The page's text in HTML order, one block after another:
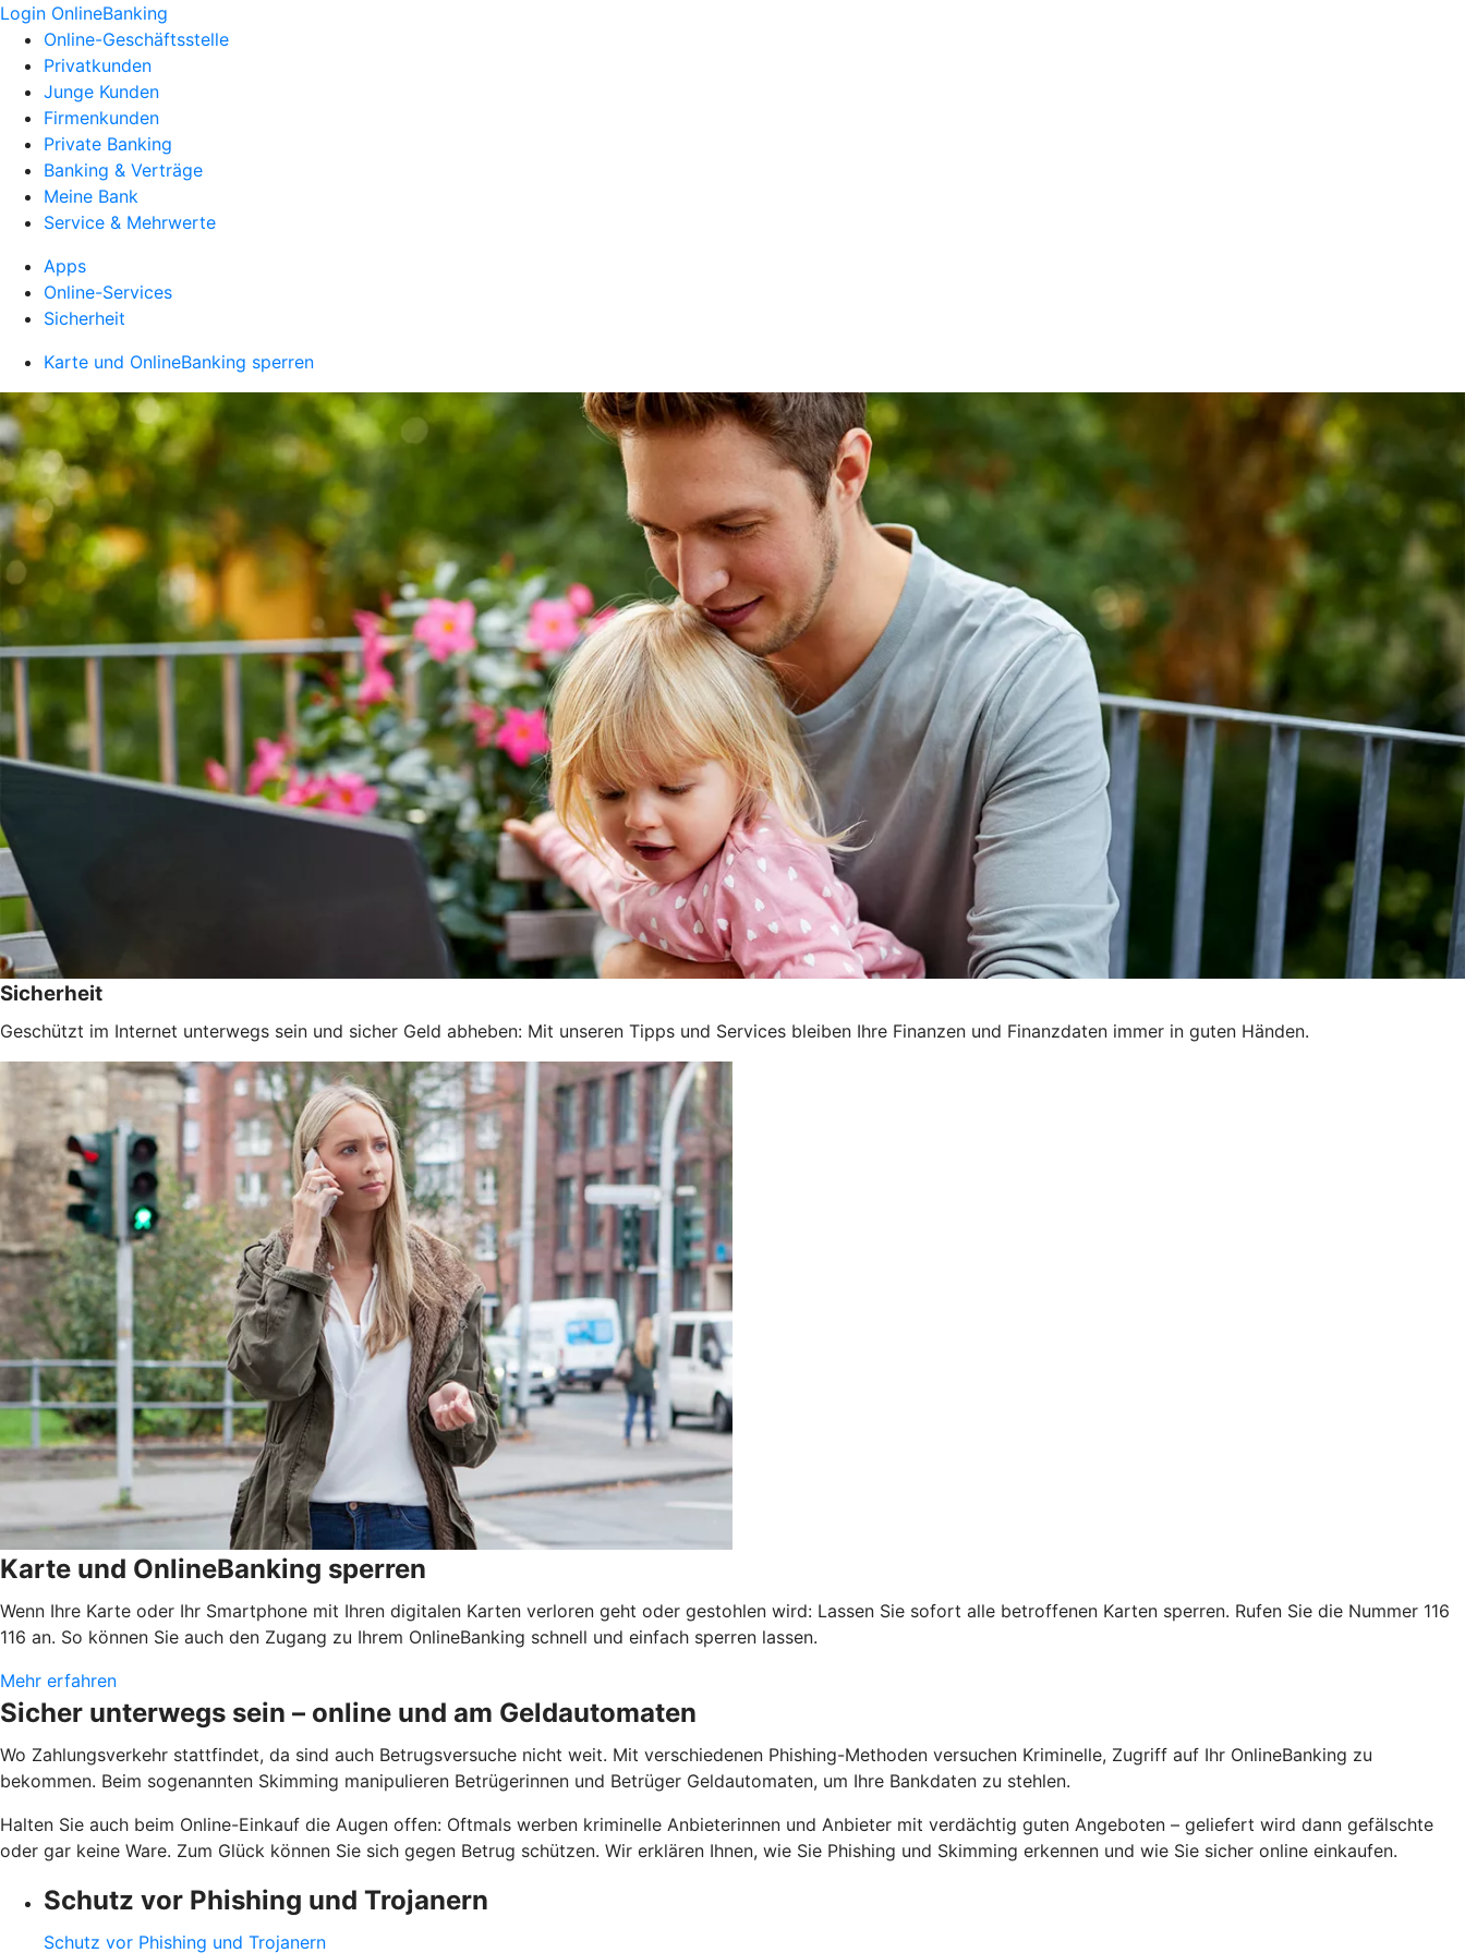
Login OnlineBanking
Online-Geschäftsstelle
Privatkunden
Junge Kunden
Firmenkunden
Private Banking
Banking & Verträge
Meine Bank
Service & Mehrwerte
Apps
Online-Services
Sicherheit
Karte und OnlineBanking sperren
Sicherheit
Geschützt im Internet unterwegs sein und sicher Geld abheben: Mit unseren Tipps und Services bleiben Ihre Finanzen und Finanzdaten immer in guten Händen.
Karte und OnlineBanking sperren
Wenn Ihre Karte oder Ihr Smartphone mit Ihren digitalen Karten verloren geht oder gestohlen wird: Lassen Sie sofort alle betroffenen Karten sperren. Rufen Sie die Nummer 116
116 an. So können Sie auch den Zugang zu Ihrem OnlineBanking schnell und einfach sperren lassen.
Mehr erfahren
Sicher unterwegs sein – online und am Geldautomaten
Wo Zahlungsverkehr stattfindet, da sind auch Betrugsversuche nicht weit. Mit verschiedenen Phishing-Methoden versuchen Kriminelle, Zugriff auf Ihr OnlineBanking zu
bekommen. Beim sogenannten Skimming manipulieren Betrügerinnen und Betrüger Geldautomaten, um Ihre Bankdaten zu stehlen.
Halten Sie auch beim Online-Einkauf die Augen offen: Oftmals werben kriminelle Anbieterinnen und Anbieter mit verdächtig guten Angeboten – geliefert wird dann gefälschte
oder gar keine Ware. Zum Glück können Sie sich gegen Betrug schützen. Wir erklären Ihnen, wie Sie Phishing und Skimming erkennen und wie Sie sicher online einkaufen.
Schutz vor Phishing und Trojanern
Schutz vor Phishing und Trojanern